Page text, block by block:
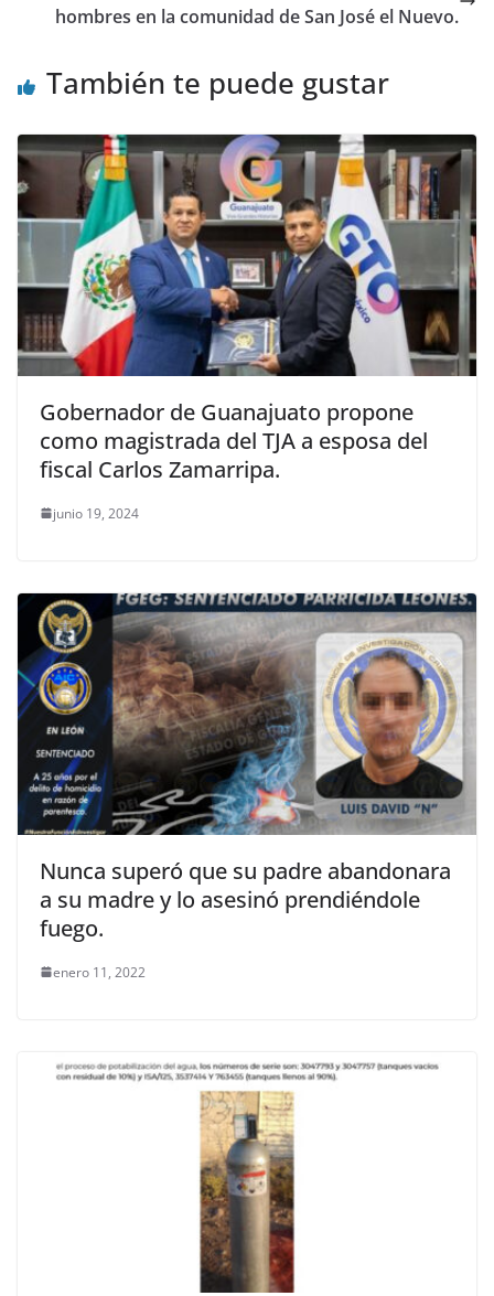
hombres en la comunidad de San José el Nuevo.
También te puede gustar
Gobernador de Guanajuato propone
como magistrada del TJA a esposa del
fiscal Carlos Zamarripa.
junio 19, 2024
Nunca superó que su padre abandonara
a su madre y lo asesinó prendiéndole
fuego.
enero 11, 2022